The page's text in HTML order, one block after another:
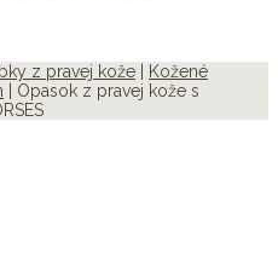
z pravej kože
Kožené
| Opasok z pravej kože s